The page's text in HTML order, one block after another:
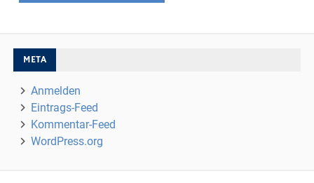
META
Anmelden
Eintrags-Feed
Kommentar-Feed
WordPress.org